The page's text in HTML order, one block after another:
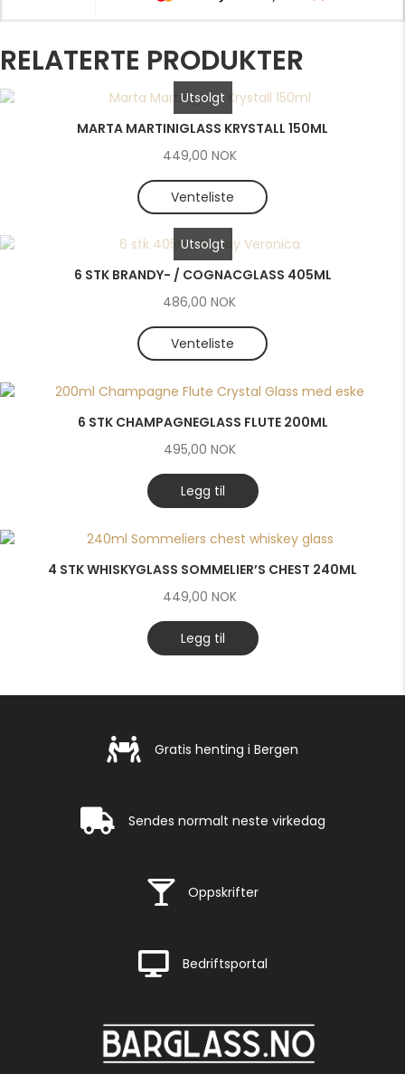
RELATERTE PRODUKTER
Utsolgt
MARTA MARTINIGLASS KRYSTALL 150ML
449,00 NOK
Venteliste
Utsolgt
6 STK BRANDY- / COGNACGLASS 405ML
486,00 NOK
Venteliste
6 STK CHAMPAGNEGLASS FLUTE 200ML
495,00 NOK
Legg til
4 STK WHISKYGLASS SOMMELIER’S CHEST 240ML
449,00 NOK
Legg til
Gratis henting i Bergen
Gratis henting i Bergen
Rask levering
Sendes normalt neste virkedag
Rask levering
Oppskrifter
Rask levering
Bedriftsportal